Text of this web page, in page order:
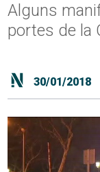
Alguns
portes de la
30/01/2018